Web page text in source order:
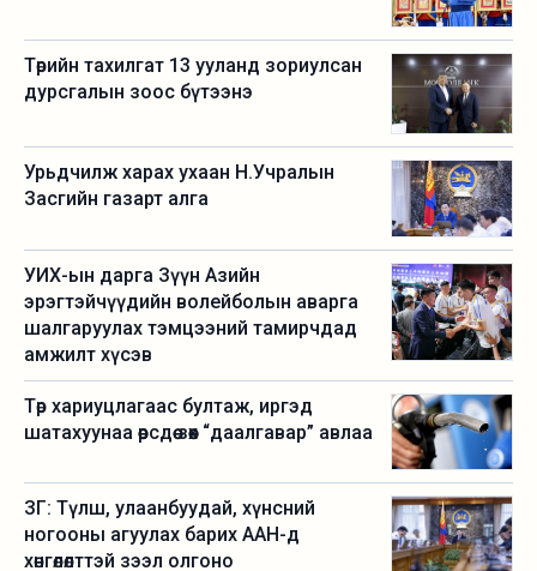
Төрийн тахилгат 13 ууланд зориулсан
дурсгалын зоос бүтээнэ
Урьдчилж харах ухаан Н.Учралын
Засгийн газарт алга
УИХ-ын дарга Зүүн Азийн
эрэгтэйчүүдийн волейболын аварга
шалгаруулах тэмцээний тамирчдад
амжилт хүсэв
Төр хариуцлагаас бултаж, иргэд
шатахуунаа өөрсдөө зөөх “даалгавар” авлаа
ЗГ: Түлш, улаанбуудай, хүнсний
ногооны агуулах барих ААН-д
хөнгөлөлттэй зээл олгоно